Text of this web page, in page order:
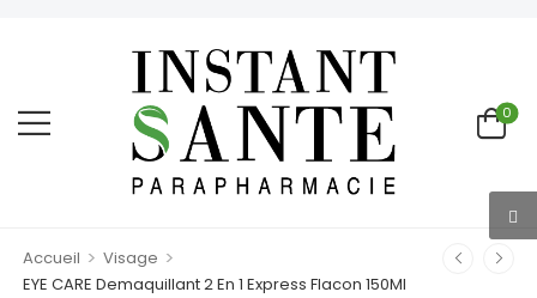
0
Accueil > Visage >
EYE CARE Demaquillant 2 En 1 Express Flacon 150Ml